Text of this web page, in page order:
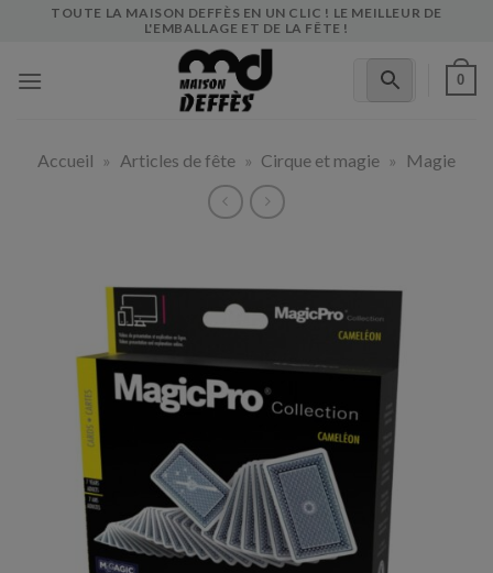
TOUTE LA MAISON DEFFÈS EN UN CLIC ! LE MEILLEUR DE
L'EMBALLAGE ET DE LA FÊTE !
0
Accueil » Articles de fête » Cirque et magie » Magie